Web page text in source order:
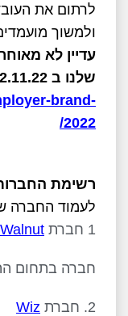
לרתום את
ולמשוך
עדיין לא
שלנו ב 22.11.22:
brand-
2022/
רשימת
לעמוד החברה
1 חברת
Walnut
חברה בתחום
2. חברת Wiz